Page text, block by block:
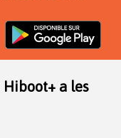
Hiboot+ a les